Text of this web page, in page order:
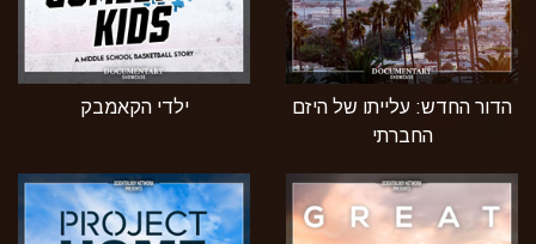
הדור החדש: עלייתו של היזם
החברתי
ילדי הקאמבק